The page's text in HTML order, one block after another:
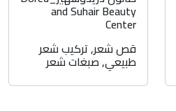
and Suhair Beauty
Center
قص شعر,تركيب شعر
طبيعي,صبغات شعر